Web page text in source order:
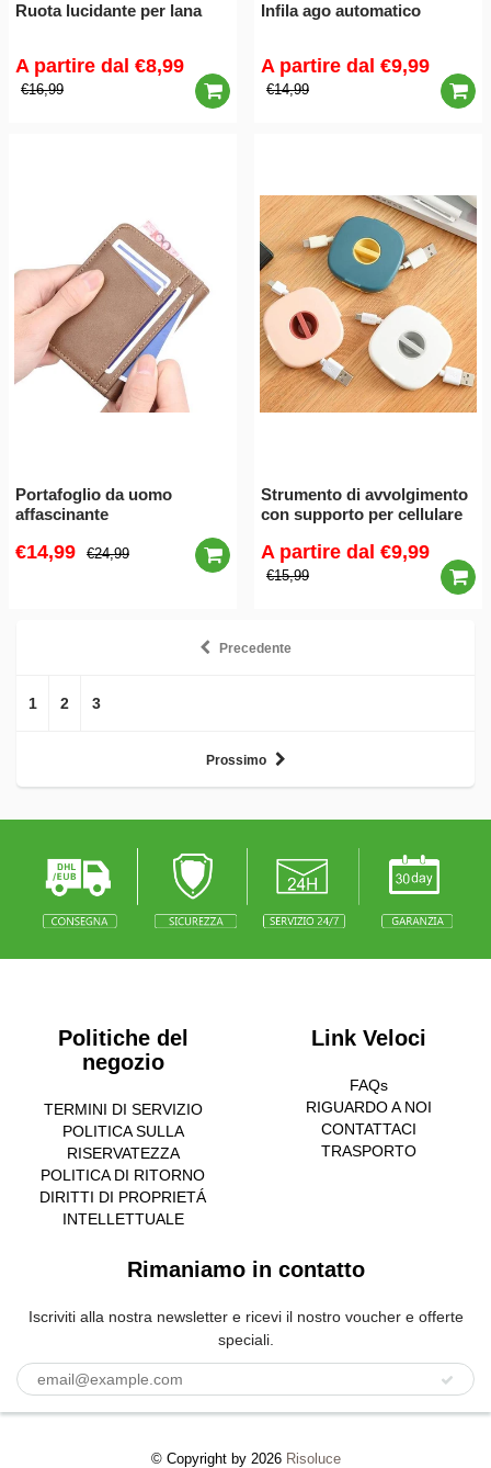
Ruota lucidante per lana
A partire dal €8,99
€16,99
Infila ago automatico
A partire dal €9,99
€14,99
Portafoglio da uomo
affascinante
€14,99 €24,99
Strumento di avvolgimento
con supporto per cellulare
A partire dal €9,99
€15,99
Precedente
1 2 3
Prossimo
Politiche del
negozio
TERMINI DI SERVIZIO
POLITICA SULLA
RISERVATEZZA
POLITICA DI RITORNO
DIRITTI DI PROPRIETÁ
INTELLETTUALE
Link Veloci
FAQs
RIGUARDO A NOI
CONTATTACI
TRASPORTO
Rimaniamo in contatto
Iscriviti alla nostra newsletter e ricevi il nostro voucher e offerte
speciali.
© Copyright by 2026 Risoluce